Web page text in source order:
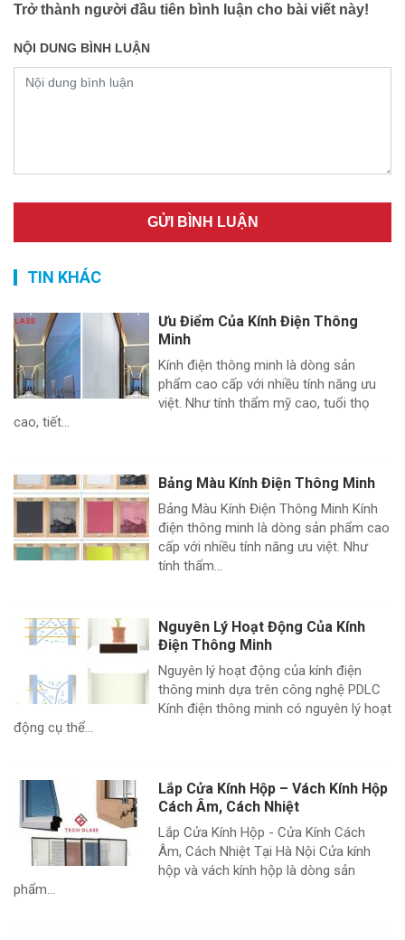
Trở thành người đầu tiên bình luận cho bài viết này!
NỘI DUNG BÌNH LUẬN
TIN KHÁC
Ưu Điểm Của Kính Điện Thông
Minh
Kính điện thông minh là dòng sản
phẩm cao cấp với nhiều tính năng ưu
việt. Như tính thẩm mỹ cao, tuổi thọ
cao, tiết...
Bảng Màu Kính Điện Thông Minh
Bảng Màu Kính Điện Thông Minh Kính
điện thông minh là dòng sản phẩm cao
cấp với nhiều tính năng ưu việt. Như
tính thẩm...
Nguyên Lý Hoạt Động Của Kính
Điện Thông Minh
Nguyên lý hoạt động của kính điện
thông minh dựa trên công nghệ PDLC
Kính điện thông minh có nguyên lý hoạt
động cụ thể...
Lắp Cửa Kính Hộp – Vách Kính Hộp
Cách Âm, Cách Nhiệt
Lắp Cửa Kính Hộp - Cửa Kính Cách
Âm, Cách Nhiệt Tại Hà Nội Cửa kính
hộp và vách kính hộp là dòng sản
phẩm...